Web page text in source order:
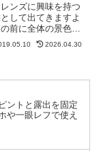
ンズに興味を持つ
して出てきますよ
前に全体の景色を
が標準レンズやス
よくあります。独
2026.04.30
ントと露出を固定
や一眼レフで使え